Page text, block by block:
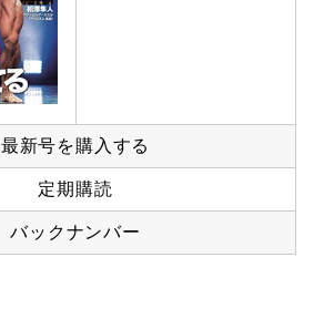
最新号を購入する
定期購読
バックナンバー